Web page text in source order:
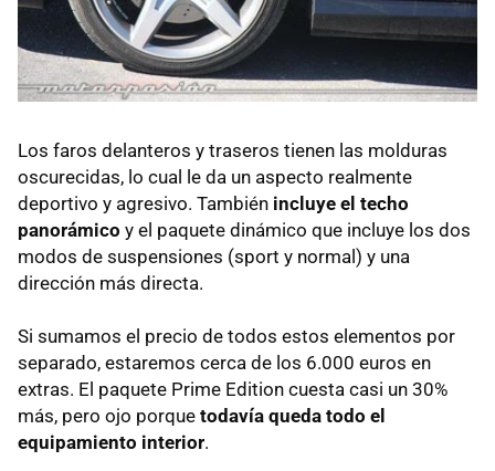
Los faros delanteros y traseros tienen las molduras
oscurecidas, lo cual le da un aspecto realmente
deportivo y agresivo. También incluye el techo
panorámico y el paquete dinámico que incluye los dos
modos de suspensiones (sport y normal) y una
dirección más directa.
Si sumamos el precio de todos estos elementos por
separado, estaremos cerca de los 6.000 euros en
extras. El paquete Prime Edition cuesta casi un 30%
más, pero ojo porque todavía queda todo el
equipamiento interior.